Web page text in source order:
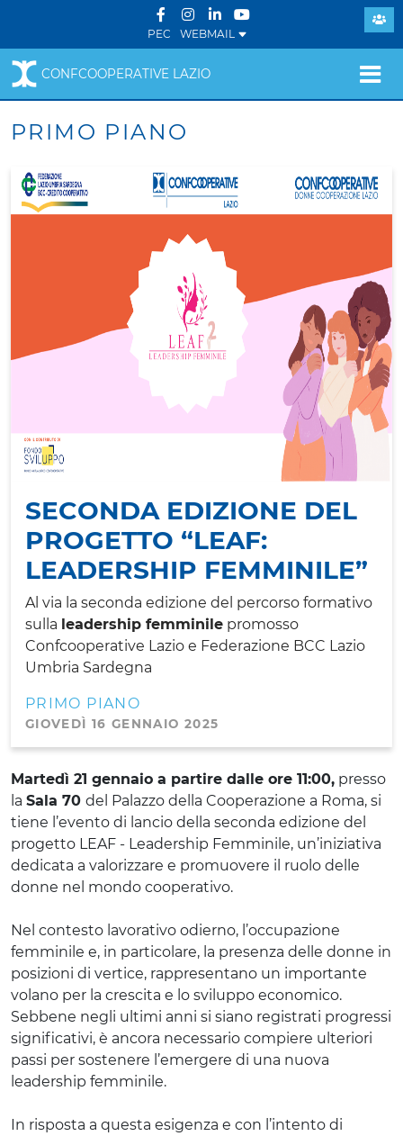
PEC WEBMAIL
CONFCOOPERATIVE LAZIO
PRIMO PIANO
SECONDA EDIZIONE DEL
PROGETTO “LEAF:
LEADERSHIP FEMMINILE”
Al via la seconda edizione del percorso formativo
sulla leadership femminile promosso
Confcooperative Lazio e Federazione BCC Lazio
Umbria Sardegna
PRIMO PIANO
GIOVEDÌ 16 GENNAIO 2025
Martedì 21 gennaio a partire dalle ore 11:00, presso
la Sala 70 del Palazzo della Cooperazione a Roma, si
tiene l’evento di lancio della seconda edizione del
progetto LEAF - Leadership Femminile, un’iniziativa
dedicata a valorizzare e promuovere il ruolo delle
donne nel mondo cooperativo.
Nel contesto lavorativo odierno, l’occupazione
femminile e, in particolare, la presenza delle donne in
posizioni di vertice, rappresentano un importante
volano per la crescita e lo sviluppo economico.
Sebbene negli ultimi anni si siano registrati progressi
significativi, è ancora necessario compiere ulteriori
passi per sostenere l’emergere di una nuova
leadership femminile.
In risposta a questa esigenza e con l’intento di